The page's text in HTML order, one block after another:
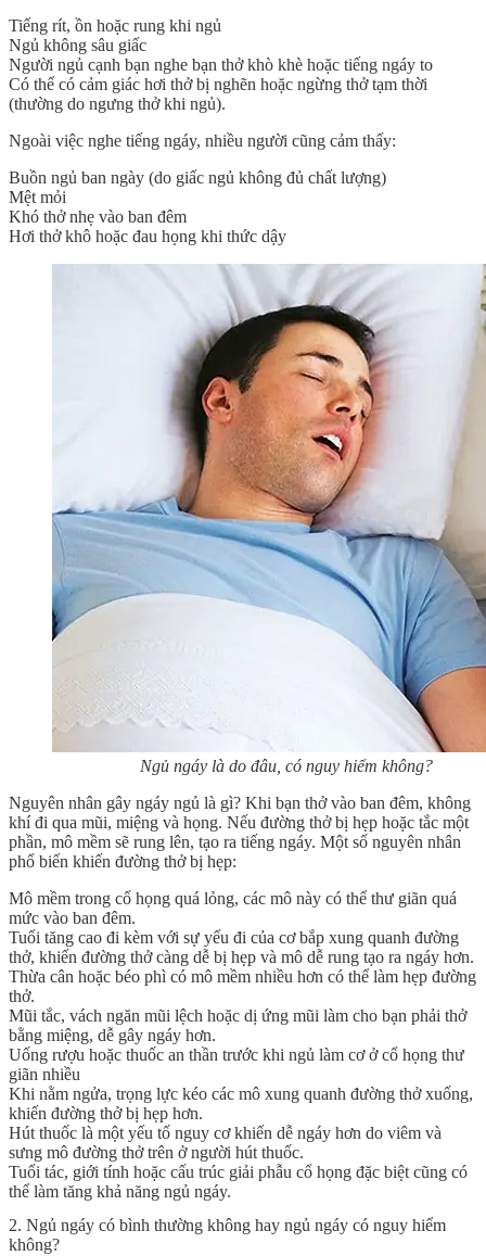
Tiếng rít, ồn hoặc rung khi ngủ
Ngủ không sâu giấc
Người ngủ cạnh bạn nghe bạn thở khò khè hoặc tiếng ngáy to
Có thể có cảm giác hơi thở bị nghẽn hoặc ngừng thở tạm thời
(thường do ngưng thở khi ngủ).
Ngoài việc nghe tiếng ngáy, nhiều người cũng cảm thấy:
Buồn ngủ ban ngày (do giấc ngủ không đủ chất lượng)
Mệt mỏi
Khó thở nhẹ vào ban đêm
Hơi thở khô hoặc đau họng khi thức dậy
Ngủ ngáy là do đâu, có nguy hiểm không?
Nguyên nhân gây ngáy ngủ là gì? Khi bạn thở vào ban đêm, không
khí đi qua mũi, miệng và họng. Nếu đường thở bị hẹp hoặc tắc một
phần, mô mềm sẽ rung lên, tạo ra tiếng ngáy. Một số nguyên nhân
phổ biến khiến đường thở bị hẹp:
Mô mềm trong cổ họng quá lỏng, các mô này có thể thư giãn quá
mức vào ban đêm.
Tuổi tăng cao đi kèm với sự yếu đi của cơ bắp xung quanh đường
thở, khiến đường thở càng dễ bị hẹp và mô dễ rung tạo ra ngáy hơn.
Thừa cân hoặc béo phì có mô mềm nhiều hơn có thể làm hẹp đường
thở.
Mũi tắc, vách ngăn mũi lệch hoặc dị ứng mũi làm cho bạn phải thở
bằng miệng, dễ gây ngáy hơn.
Uống rượu hoặc thuốc an thần trước khi ngủ làm cơ ở cổ họng thư
giãn nhiều
Khi nằm ngửa, trọng lực kéo các mô xung quanh đường thở xuống,
khiến đường thở bị hẹp hơn.
Hút thuốc là một yếu tố nguy cơ khiến dễ ngáy hơn do viêm và
sưng mô đường thở trên ở người hút thuốc.
Tuổi tác, giới tính hoặc cấu trúc giải phẫu cổ họng đặc biệt cũng có
thể làm tăng khả năng ngủ ngáy.
2. Ngủ ngáy có bình thường không hay ngủ ngáy có nguy hiểm
không?